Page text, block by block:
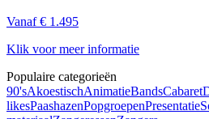
Vanaf € 1.495
Klik voor meer informatie
Populaire categorieën
90'sAkoestischAnimatieBandsCabaret
likesPaashazenPopgroepenPresentatie